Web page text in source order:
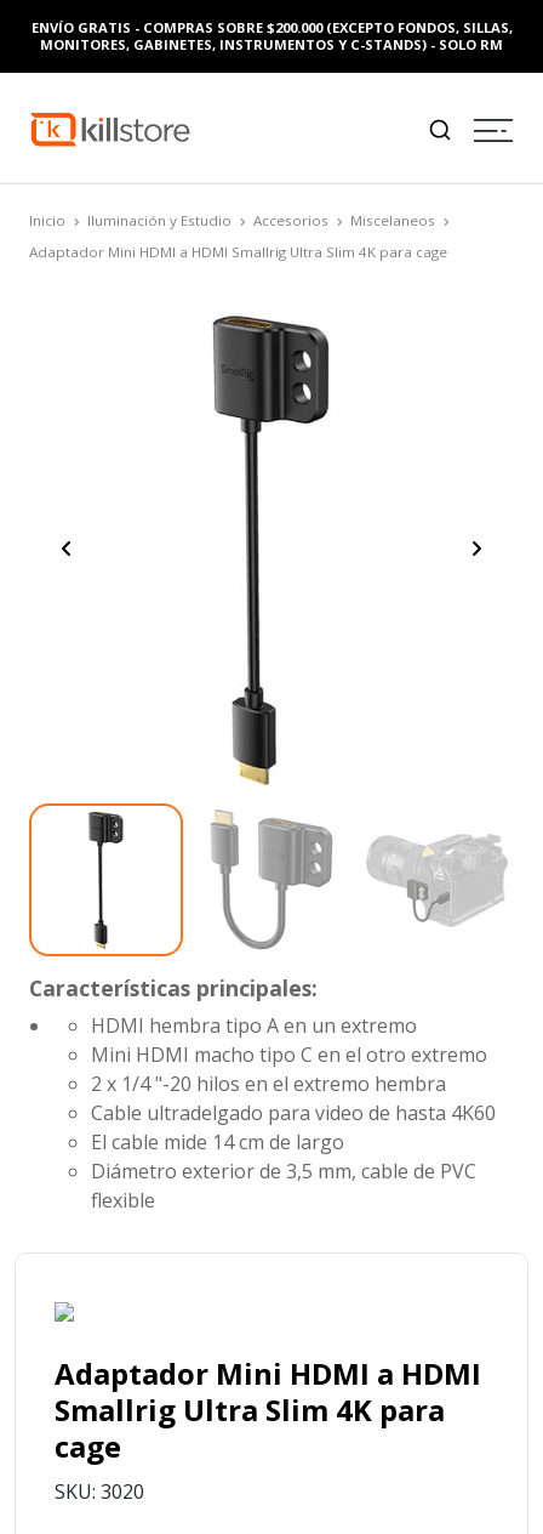
ENVÍO GRATIS - COMPRAS SOBRE $200.000 (EXCEPTO FONDOS, SILLAS,
MONITORES, GABINETES, INSTRUMENTOS Y C-STANDS) - SOLO RM
Inicio Iluminación y Estudio Accesorios
Miscelaneos
Adaptador Mini HDMI a HDMI Smallrig Ultra Slim 4K para cage
Características principales:
HDMI hembra tipo A en un extremo
Mini HDMI macho tipo C en el otro extremo
2 x 1/4 "-20 hilos en el extremo hembra
Cable ultradelgado para video de hasta 4K60
El cable mide 14 cm de largo
Diámetro exterior de 3,5 mm, cable de PVC
flexible
Adaptador Mini HDMI a HDMI
Smallrig Ultra Slim 4K para
cage
SKU: 3020